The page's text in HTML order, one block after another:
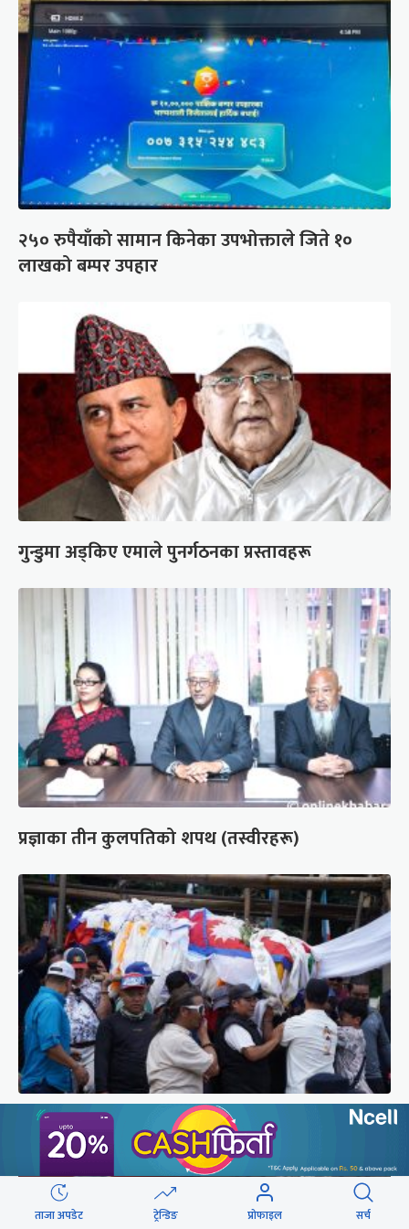
२५० रुपैयाँको सामान किनेका उपभोक्ताले जिते १०
लाखको बम्पर उपहार
गुन्डुमा अड्किए एमाले पुनर्गठनका प्रस्तावहरू
प्रज्ञाका तीन कुलपतिको शपथ (तस्वीरहरू)
पर्वतारोही पुरबहादुर गुरुङको अन्त्येष्टि (तस्वीरहरू)
ताजा अपडेट ट्रेन्डिङ प्रोफाइल सर्च